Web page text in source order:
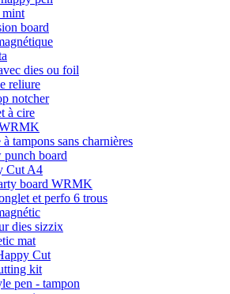
mint
board
dies ou foil
reliure
notcher
à cire
à tampons sans charnières
punch board
Cut A4
board WRMK
et perfo 6 trous
dies sizzix
mat
Cut
kit
pen - tampon